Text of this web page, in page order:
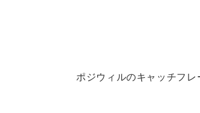
ポジウィルのキャッチフレ